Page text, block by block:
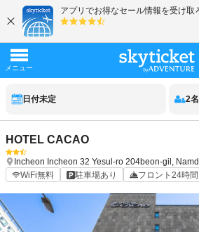
日付未定 2名
HOTEL CACAO
Incheon Incheon 32 Yesul-ro 204beon-gil,
WiFi無料
駐車場あり フロント24時間